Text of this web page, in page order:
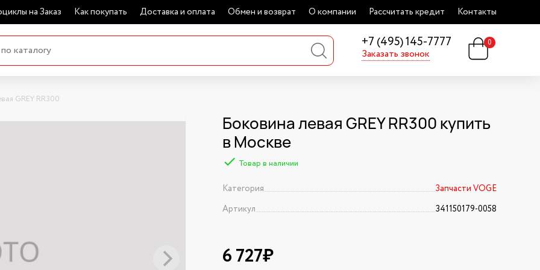
на Заказ Как покупать Доставка и оплата Обмен и возврат О компании Рассчитать кредит Контакты
+7 (495) 145-7777
Заказать звонок
0
GREY RR300
Боковина левая GREY RR300 купить
в Москве
Товар в наличии
Категория
Запчасти VOGE
Артикул
341150179-0058
6 727₽